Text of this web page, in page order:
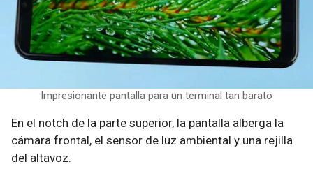
Impresionante pantalla para un terminal tan barato
En el notch de la parte superior, la pantalla alberga la
cámara frontal, el sensor de luz ambiental y una rejilla
del altavoz.